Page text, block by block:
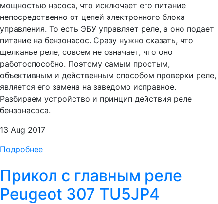
мощностью насоса, что исключает его питание
непосредственно от цепей электронного блока
управления. То есть ЭБУ управляет реле, а оно подает
питание на бензонасос. Сразу нужно сказать, что
щелканье реле, совсем не означает, что оно
работоспособно. Поэтому самым простым,
объективным и действенным способом проверки реле,
является его замена на заведомо исправное.
Разбираем устройство и принцип действия реле
бензонасоса.
13 Aug 2017
Подробнее
Прикол с главным реле
Peugeot 307 TU5JP4